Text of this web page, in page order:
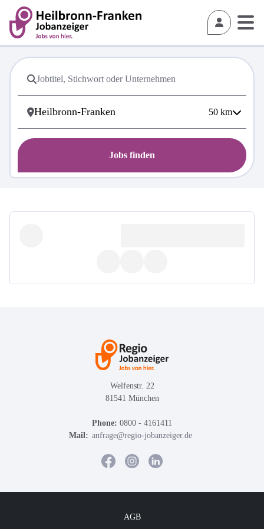
50 km
Jobs finden
Welfenstr. 22
81541 München
Phone: 0800 - 4161411
Mail: anfrage@regio-jobanzeiger.de
AGB